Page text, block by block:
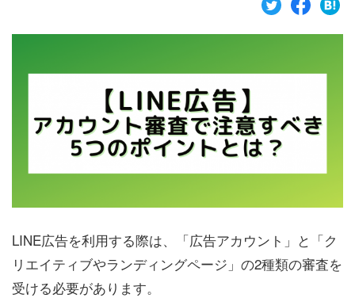
会社概要
LINE広告を利用する際は、「広告アカウント」と「ク
リエイティブやランディングページ」の2種類の審査を
受ける必要があります。